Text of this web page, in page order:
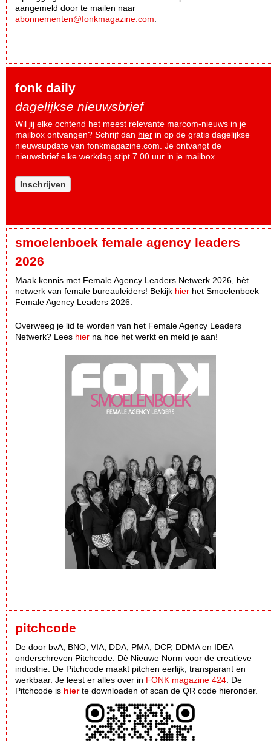
aangemeld door te mailen naar
abonnementen@fonkmagazine.com.
fonk daily
dagelijkse nieuwsbrief
Wil jij elke ochtend het meest relevante marcom-nieuws in je
mailbox ontvangen? Schrijf dan hier in op de gratis dagelijkse
nieuwsupdate van fonkmagazine.com. Je ontvangt de
nieuwsbrief elke werkdag stipt 7.00 uur in je mailbox.
Inschrijven
smoelenboek female agency leaders
2026
Maak kennis met Female Agency Leaders Netwerk 2026, hèt
netwerk van female bureauleiders! Bekijk hier het Smoelenboek
Female Agency Leaders 2026.
Overweeg je lid te worden van het Female Agency Leaders
Netwerk? Lees hier na hoe het werkt en meld je aan!
pitchcode
De door bvA, BNO, VIA, DDA, PMA, DCP, DDMA en IDEA
onderschreven Pitchcode. Dè Nieuwe Norm voor de creatieve
industrie. De Pitchcode maakt pitchen eerlijk, transparant en
werkbaar. Je leest er alles over in FONK magazine 424 . De
Pitchcode is hierte downloaden of scan de QR code hieronder.